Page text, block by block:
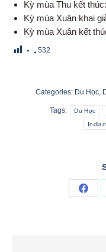
Kỳ mùa Thu kết
Kỳ mùa Xuân khai
Kỳ mùa Xuân kết
532
Categories: Du Học,
Tags: Du Học